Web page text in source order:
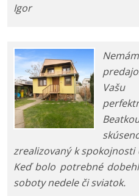
Igor
Vašu
zrealizovaný k
Keď bolo potrebné
soboty nedele či sviatok.